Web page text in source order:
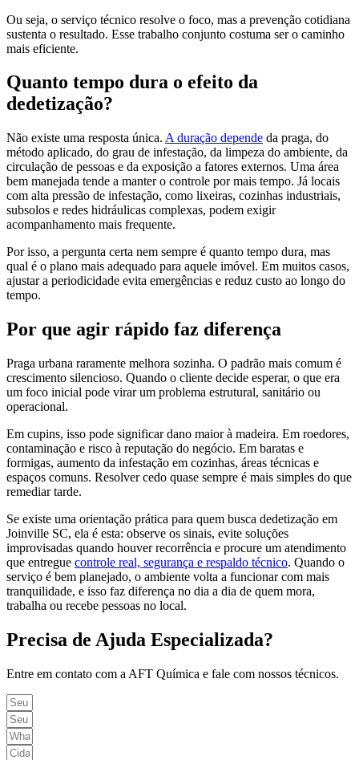
Ou seja, o serviço técnico resolve o foco, mas a prevenção cotidiana
sustenta o resultado. Esse trabalho conjunto costuma ser o caminho
mais eficiente.
Quanto tempo dura o efeito da
dedetização?
Não existe uma resposta única. A duração depende da praga, do
método aplicado, do grau de infestação, da limpeza do ambiente, da
circulação de pessoas e da exposição a fatores externos. Uma área
bem manejada tende a manter o controle por mais tempo. Já locais
com alta pressão de infestação, como lixeiras, cozinhas industriais,
subsolos e redes hidráulicas complexas, podem exigir
acompanhamento mais frequente.
Por isso, a pergunta certa nem sempre é quanto tempo dura, mas
qual é o plano mais adequado para aquele imóvel. Em muitos casos,
ajustar a periodicidade evita emergências e reduz custo ao longo do
tempo.
Por que agir rápido faz diferença
Praga urbana raramente melhora sozinha. O padrão mais comum é
crescimento silencioso. Quando o cliente decide esperar, o que era
um foco inicial pode virar um problema estrutural, sanitário ou
operacional.
Em cupins, isso pode significar dano maior à madeira. Em roedores,
contaminação e risco à reputação do negócio. Em baratas e
formigas, aumento da infestação em cozinhas, áreas técnicas e
espaços comuns. Resolver cedo quase sempre é mais simples do que
remediar tarde.
Se existe uma orientação prática para quem busca dedetização em
Joinville SC, ela é esta: observe os sinais, evite soluções
improvisadas quando houver recorrência e procure um atendimento
que entregue controle real, segurança e respaldo técnico. Quando o
serviço é bem planejado, o ambiente volta a funcionar com mais
tranquilidade, e isso faz diferença no dia a dia de quem mora,
trabalha ou recebe pessoas no local.
Precisa de Ajuda Especializada?
Entre em contato com a AFT Química e fale com nossos técnicos.